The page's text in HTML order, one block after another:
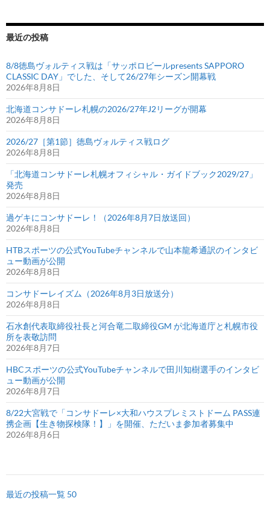
最近の投稿
8/8徳島ヴォルティス戦は「サッポロビールpresents SAPPORO
CLASSIC DAY」でした、そして26/27年シーズン開幕戦
2026年8月8日
北海道コンサドーレ札幌の2026/27年J2リーグが開幕
2026年8月8日
2026/27［第1節］徳島ヴォルティス戦ログ
2026年8月8日
「北海道コンサドーレ札幌オフィシャル・ガイドブック2029/27」
発売
2026年8月8日
過ゲキにコンサドーレ！（2026年8月7日放送回）
2026年8月8日
HTBスポーツの公式YouTubeチャンネルで山本龍希通訳のインタビ
ュー動画が公開
2026年8月8日
コンサドーレイズム（2026年8月3日放送分）
2026年8月8日
石水創代表取締役社長と河合竜二取締役GM が北海道庁と札幌市役
所を表敬訪問
2026年8月7日
HBCスポーツの公式YouTubeチャンネルで田川知樹選手のインタビ
ュー動画が公開
2026年8月7日
8/22大宮戦で「コンサドーレ×大和ハウスプレミストドーム PASS連
携企画【生き物探検隊！】」を開催、ただいま参加者募集中
2026年8月6日
最近の投稿一覧 50